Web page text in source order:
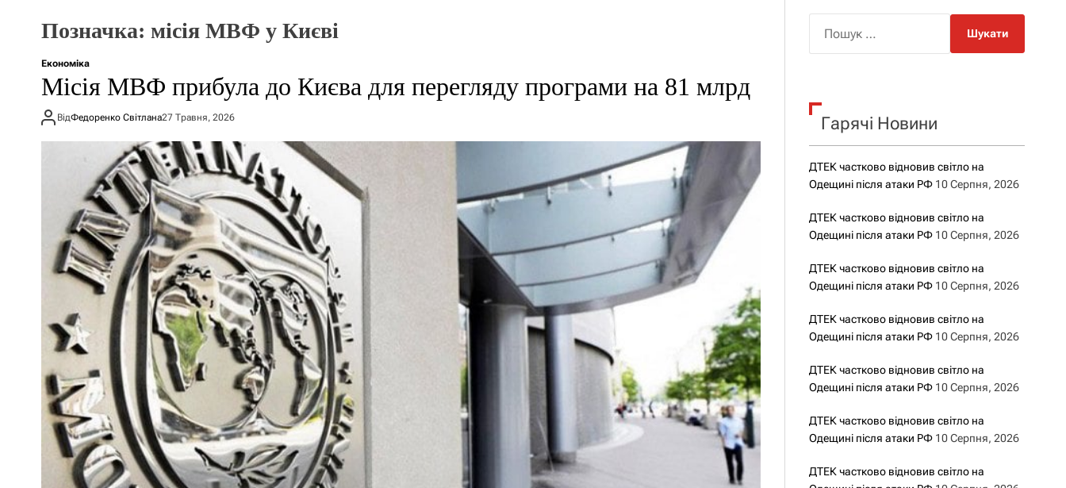
р
о
у
Позначка: місія МВФ у Києві
Економіка
Місія МВФ прибула до Києва для перегляду програми на 81 млрд
ВідФедоренко Світлана27 Травня, 2026
к
Гарячі Новини
ДТЕК частково відновив світло на
Одещині після атаки РФ 10 Серпня, 2026
ДТЕК частково відновив світло на
Одещині після атаки РФ 10 Серпня, 2026
ДТЕК частково відновив світло на
Одещині після атаки РФ 10 Серпня, 2026
ДТЕК частково відновив світло на
Одещині після атаки РФ 10 Серпня, 2026
ДТЕК частково відновив світло на
Одещині після атаки РФ 10 Серпня, 2026
ДТЕК частково відновив світло на
Одещині після атаки РФ 10 Серпня, 2026
ДТЕК частково відновив світло на